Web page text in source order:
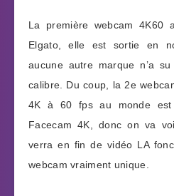
La première webcam
Elgato, elle est sortie en
aucune autre marque n’a
calibre. Du coup, la 2e
4K à 60 fps au monde est
Facecam 4K, donc on va
verra en fin de vidéo LA
webcam vraiment unique.